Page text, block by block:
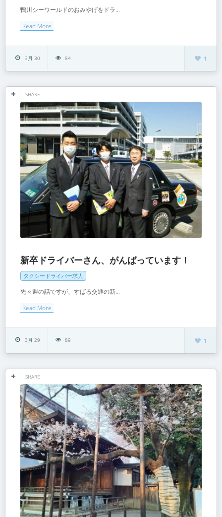
鴨川シーワールドのおみやげをドラ...
Read More
3月 30 84 1
SHARE
新卒ドライバーさん、がんばっています！
タクシードライバー求人
先々週の話ですが、すばる交通の新...
Read More
3月 29 89 1
SHARE